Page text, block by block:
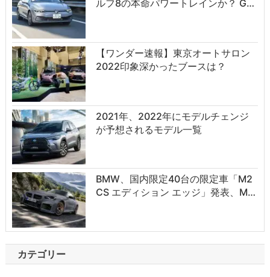
ルフ8の本命パワートレインか？ G…
【ワンダー速報】東京オートサロン
2022印象深かったブースは？
2021年、2022年にモデルチェンジ
が予想されるモデル一覧
BMW、国内限定40台の限定車「M2
CS エディション エッジ」発表、M…
カテゴリー